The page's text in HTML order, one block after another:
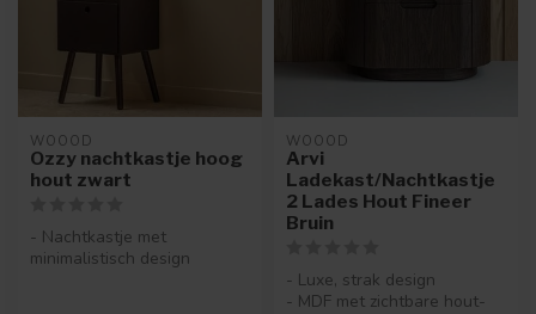
WOOOD
Ozzy nachtkastje hoog
hout zwart
- Nachtkastje met
minimalistisch design
WOOOD
Arvi
Ladekast/Nachtkastje
2 Lades Hout Fineer
Bruin
- Luxe, strak design
- MDF met zichtbare hout-